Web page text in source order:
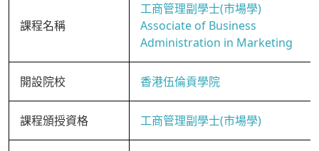
課程名稱
工商管理副學士(市場學)
Associate of Business
Administration in Marketing
開設院校 香港伍倫貢學院
課程頒授資格 工商管理副學士(市場學)